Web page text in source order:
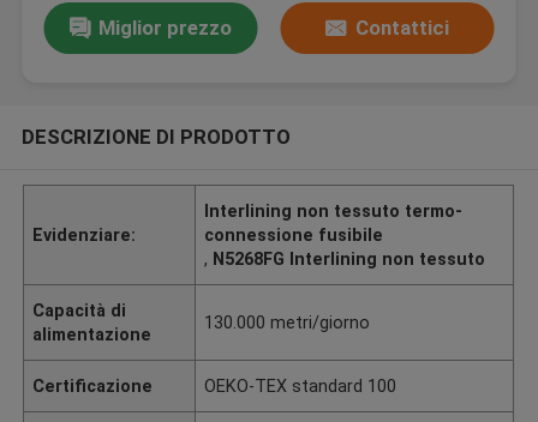
Miglior prezzo Contattici
DESCRIZIONE DI PRODOTTO
Evidenziare:
Interlining non tessuto termo-
connessione fusibile
, N5268FG Interlining non tessuto
Capacità di
alimentazione
130.000 metri/giorno
Certificazione OEKO-TEX standard 100